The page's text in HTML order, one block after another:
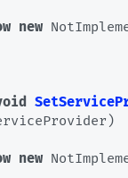
new
)
new